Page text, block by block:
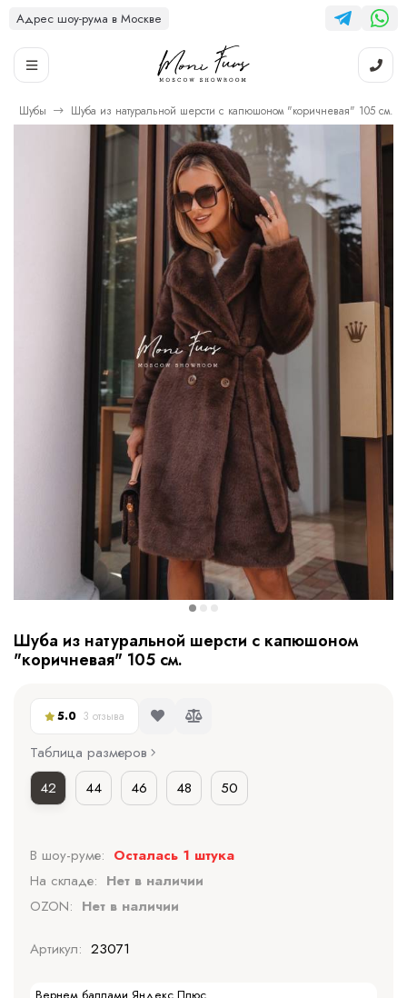
Адрес шоу-рума в Москве
Шубы Шуба из натуральной шерсти с капюшоном "коричневая" 105 см.
Шуба из натуральной шерсти с капюшоном
"коричневая" 105 см.
5.0 3 отзыва
Таблица размеров
42
44 46 48 50
В шоу-руме: Осталась 1 штука
На складе: Нет в наличии
OZON: Нет в наличии
Артикул: 23071
Вернем баллами Яндекс Плюс